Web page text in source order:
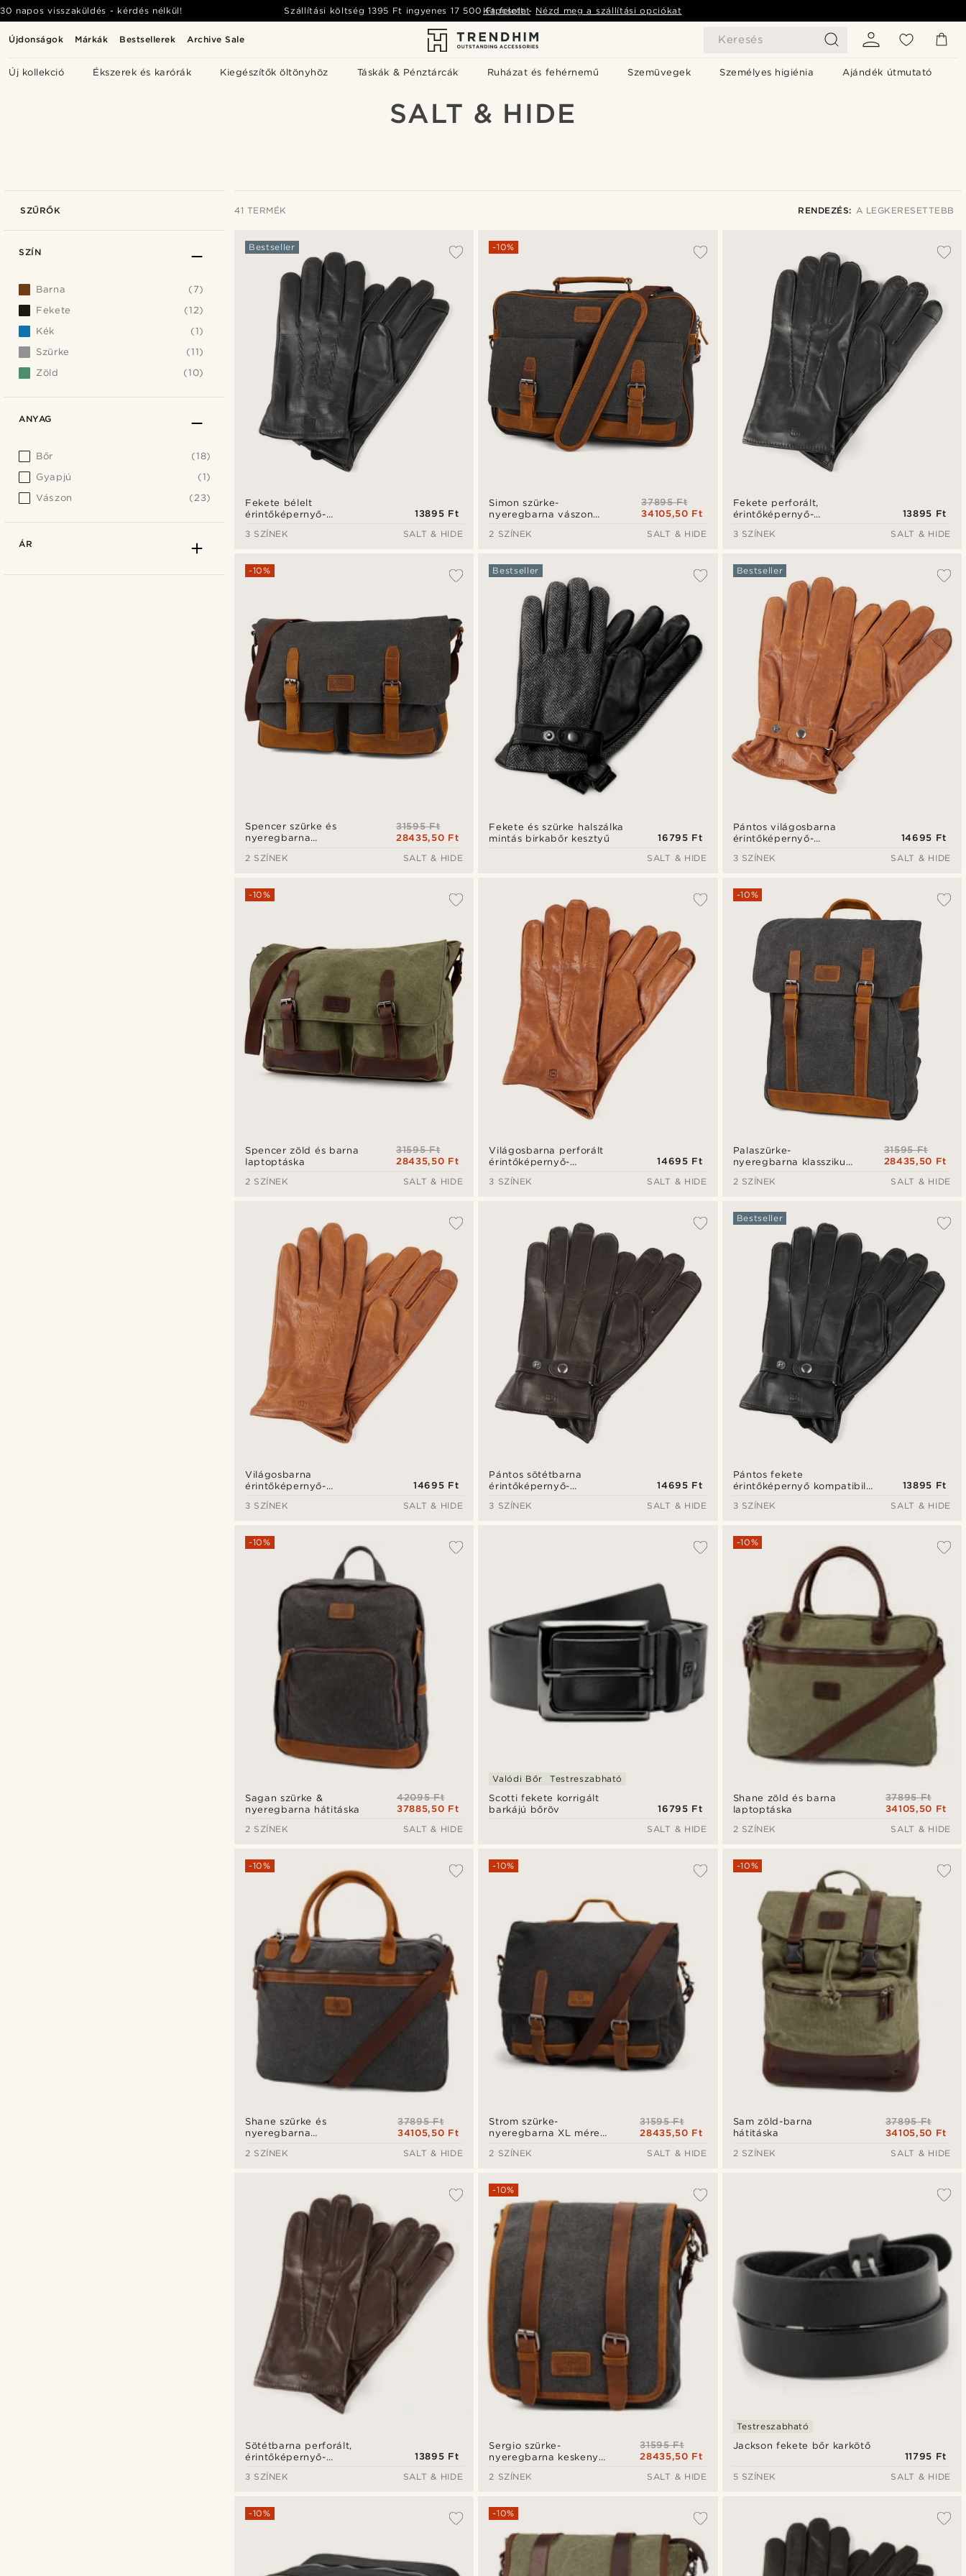
Újdonságok Márkák Bestsellerek Archive Sale Keresés
Új kollekció Ékszerek és karórák Kiegészítők öltönyhöz Táskák & Pénztárcák Ruházat és fehérnemű Szemüvegek Személyes higiénia Ajándék útmutató
30 napos visszaküldés - kérdés nélkül! Szállítási költség1395 Ft ingyenes 17 500 Ft felett- Nézd meg a szállítási opciókat
Kapcsolat
SALT & HIDE
SZŰRŐK 41 TERMÉK RENDEZÉS: A LEGKERESETTEBB
Legfrissebb
Legalacsonyabb ár
Legmagasabb ár
Fekete bélelt
érintőképernyő-
Bestseller
13895 Ft
3 SZÍNEK
SALT & HIDE
Simon szürke-
nyeregbarna vászon
-10%
37895 Ft
34105,50 Ft
2 SZÍNEK
SALT & HIDE
Fekete perforált,
érintőképernyő-
13895 Ft
3 SZÍNEK
SALT & HIDE
Spencer szürke és
nyeregbarna
-10%
31595 Ft
28435,50 Ft
2 SZÍNEK
SALT & HIDE
Fekete és szürke halszálka
mintás birkabőr kesztyű
Bestseller
16795 Ft
SALT & HIDE
Pántos világosbarna
érintőképernyő-
kesztyű
Bestseller
14695 Ft
3 SZÍNEK
SALT & HIDE
Spencer zöld és barna
laptoptáska
-10%
31595 Ft
28435,50 Ft
2 SZÍNEK
SALT & HIDE
Világosbarna perforált
érintőképernyő-
kesztyű
14695 Ft
3 SZÍNEK
SALT & HIDE
Palaszürke-
nyeregbarna klasszikus
-10%
31595 Ft
28435,50 Ft
2 SZÍNEK
SALT & HIDE
Világosbarna
érintőképernyő-
kesztyű
14695 Ft
3 SZÍNEK
SALT & HIDE
Pántos sötétbarna
érintőképernyő-
kesztyű
14695 Ft
3 SZÍNEK
SALT & HIDE
Pántos fekete
érintőképernyő kompatibilis
Bestseller
13895 Ft
3 SZÍNEK
SALT & HIDE
Sagan szürke &
nyeregbarna hátitáska
-10%
42095 Ft
37885,50 Ft
2 SZÍNEK
SALT & HIDE
Scotti fekete korrigált
barkájú bőröv
Valódi Bőr Testreszabható
16795 Ft
SALT & HIDE
Shane zöld és barna
laptoptáska
-10%
37895 Ft
34105,50 Ft
2 SZÍNEK
SALT & HIDE
Shane szürke és
nyeregbarna
-10%
37895 Ft
34105,50 Ft
2 SZÍNEK
SALT & HIDE
Strom szürke-
nyeregbarna XL méretű
-10%
31595 Ft
28435,50 Ft
2 SZÍNEK
SALT & HIDE
Sam zöld-barna
hátitáska
-10%
37895 Ft
34105,50 Ft
2 SZÍNEK
SALT & HIDE
Sötétbarna perforált,
érintőképernyő-
13895 Ft
3 SZÍNEK
SALT & HIDE
Sergio szürke-
nyeregbarna keskeny
-10%
31595 Ft
28435,50 Ft
2 SZÍNEK
SALT & HIDE
Jackson fekete bőr karkötő
Testreszabható
11795 Ft
5 SZÍNEK
SALT & HIDE
-10% -10%
SZÍN
Barna
(7)
Fekete
(12)
Kék
(1)
Szürke
(11)
Zöld
(10)
ANYAG
Bőr
(18)
Gyapjú
(1)
Vászon
(23)
ÁR